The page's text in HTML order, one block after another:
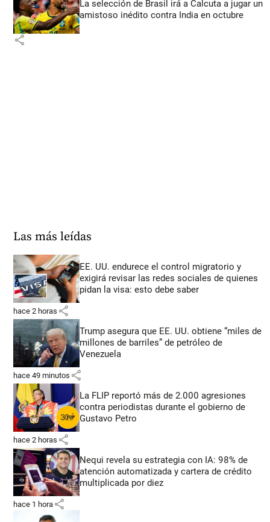
La selección de Brasil irá a Calcuta a jugar un
amistoso inédito contra India en octubre
share
Las más leídas
EE. UU. endurece el control migratorio y
exigirá revisar las redes sociales de quienes
pidan la visa: esto debe saber
hace 2 horas share
Trump asegura que EE. UU. obtiene “miles de
millones de barriles” de petróleo de
Venezuela
hace 49 minutos share
La FLIP reportó más de 2.000 agresiones
contra periodistas durante el gobierno de
Gustavo Petro
hace 2 horas share
Nequi revela su estrategia con IA: 98% de
atención automatizada y cartera de crédito
multiplicada por diez
hace 1 hora share